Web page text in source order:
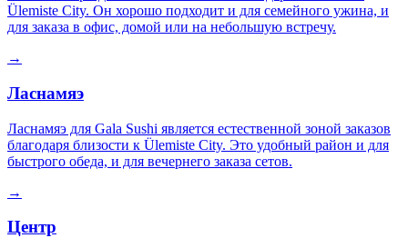
Ülemiste City. Он хорошо подходит и для семейного ужина, и
для заказа в офис, домой или на небольшую встречу.
→
Ласнамяэ
Ласнамяэ для Gala Sushi является естественной зоной заказов
благодаря близости к Ülemiste City. Это удобный район и для
быстрого обеда, и для вечернего заказа сетов.
→
Центр